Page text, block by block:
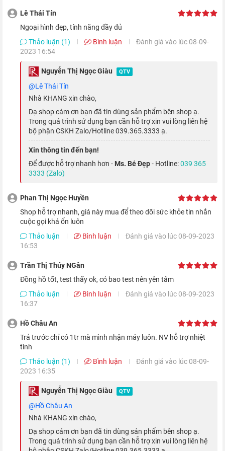
dày dặn
Màn hình Watch S7
sử dụng tấm nền OLED với độ phân giải
485 x 396 pixels, giúp đem đến khung hình chất lượng, hình ảnh
sống động và chân thực. Hơn nữa, màn hình này còn được nhà
Táo trang bị thêm kính cường lực Ion-X dày hơn 50% so với thế
hệ trước, giúp bảo vệ thiết bị tốt hơn khỏi các va chạm.
Ngoài ra, so với S6 thì tính năng màn hình luôn hiển thị trên
và nhanh chóng hơn. Màn hình luôn hiển thị là một tính
năng vô cùng hữu ích, đặc biệt là trong lúc đang tham gia giao
thông hay đang làm việc.
Hỗ trợ nhiều chế độ luyện tập thể thao
Lê Thái Tín
Ngoại hình đẹp, tính năng đầy đủ
Thảo luận (1)
Bình luận
Đánh giá vào lúc 08-09-
2023 16:54
Nguyễn Thị Ngọc Giàu QTV
@Lê Thái Tín
Nhà KHANG xin chào,
Dạ shop cám ơn bạn đã tin dùng sản phẩm bên shop ạ.
Trong quá trình sử dụng bạn cần hỗ trợ xin vui lòng liên hệ
bộ phận CSKH Zalo/Hotline 039.365.3333 ạ.
Xin thông tin đến bạn!
Để được hỗ trợ nhanh hơn - Ms. Bé Đẹp- Hotline:039 365
3333 (Zalo)
Phan Thị Ngọc Huyền
Shop hỗ trợ nhanh, giá này mua để theo dõi sức khỏe tin nhắn
cuộc gọi khá ổn luôn
Thảo luận
Bình luận
Đánh giá vào lúc 08-09-2023
16:53
Trần Thị Thúy NGân
Đồng hồ tốt, test thấy ok, có bao test nên yên tâm
Thảo luận
Bình luận
Đánh giá vào lúc 08-09-2023
16:37
Hồ Châu An
Trả trước chỉ có 1tr mà mình nhận máy luôn. NV hỗ trợ nhiệt
tình
Thảo luận (1)
Bình luận
Đánh giá vào lúc 08-09-
2023 16:35
Nguyễn Thị Ngọc Giàu QTV
@Hồ Châu An
Nhà KHANG xin chào,
Dạ shop cám ơn bạn đã tin dùng sản phẩm bên shop ạ.
Trong quá trình sử dụng bạn cần hỗ trợ xin vui lòng liên hệ